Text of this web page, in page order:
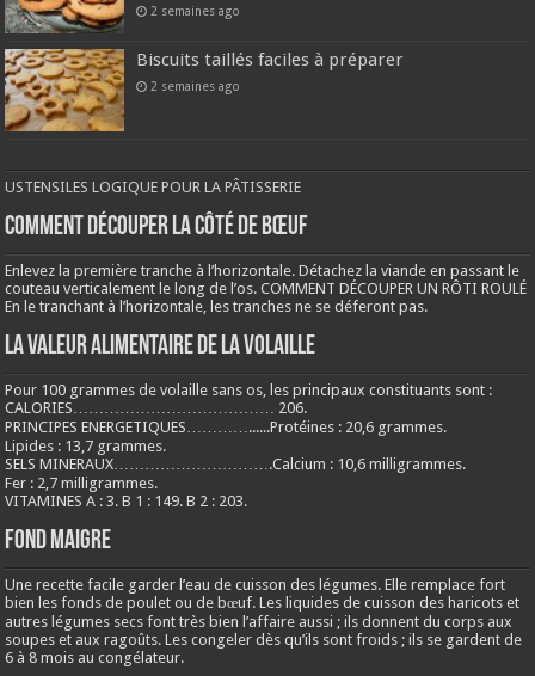
2 semaines ago
Biscuits taillés faciles à préparer
2 semaines ago
USTENSILES LOGIQUE POUR LA PÂTISSERIE
COMMENT DÉCOUPER LA CÔTÉ DE BŒUF
Enlevez la première tranche à l’horizontale. Détachez la viande en passant le
couteau verticalement le long de l’os. COMMENT DÉCOUPER UN RÔTI ROULÉ
En le tranchant à l’horizontale, les tranches ne se déferont pas.
LA VALEUR ALIMENTAIRE DE LA VOLAILLE
Pour 100 grammes de volaille sans os, les principaux constituants sont :
CALORIES………………………………… 206.
PRINCIPES ENERGETIQUES…………......Protéines : 20,6 grammes.
Lipides : 13,7 grammes.
SELS MINERAUX………………………….Calcium : 10,6 milligrammes.
Fer : 2,7 milligrammes.
VITAMINES A : 3. B 1 : 149. B 2 : 203.
Fond maigre
Une recette facile garder l’eau de cuisson des légumes. Elle remplace fort
bien les fonds de poulet ou de bœuf. Les liquides de cuisson des haricots et
autres légumes secs font très bien l’affaire aussi ; ils donnent du corps aux
soupes et aux ragoûts. Les congeler dès qu’ils sont froids ; ils se gardent de
6 à 8 mois au congélateur.